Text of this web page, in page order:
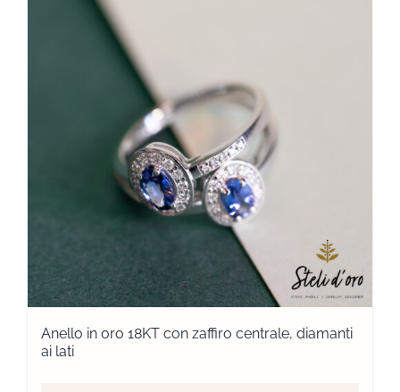
Anello in oro 18KT con zaffiro centrale, diamanti
ai lati